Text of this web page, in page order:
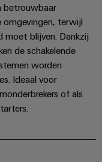
betrouwbaar
omgevingen, terwijl
moet blijven. Dankzij
de schakelende
worden
Ideaal voor
of als